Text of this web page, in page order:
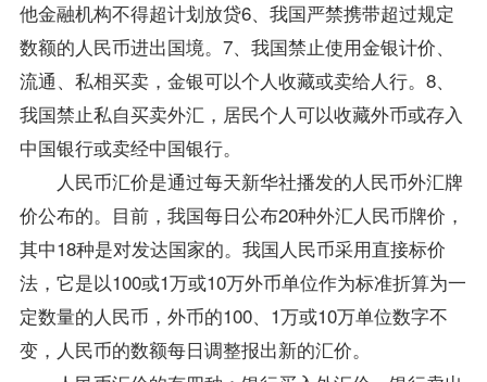
他金融机构不得超计划放贷6、我国严禁携带超过规定
数额的人民币进出国境。7、我国禁止使用金银计价、
流通、私相买卖，金银可以个人收藏或卖给人行。8、
我国禁止私自买卖外汇，居民个人可以收藏外币或存入
中国银行或卖经中国银行。
人民币汇价是通过每天新华社播发的人民币外汇牌
价公布的。目前，我国每日公布20种外汇人民币牌价，
其中18种是对发达国家的。我国人民币采用直接标价
法，它是以100或1万或10万外币单位作为标准折算为一
定数量的人民币，外币的100、1万或10万单位数字不
变，人民币的数额每日调整报出新的汇价。